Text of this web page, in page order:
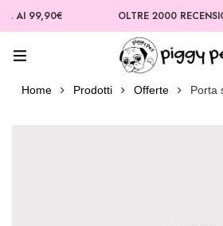
99,90€ OLTRE 2000 RECENSIONI
Home Prodotti Offerte Porta